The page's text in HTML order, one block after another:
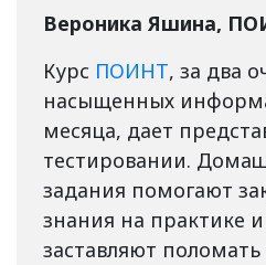
Вероника Яшина,
Курс ПОИНТ, за два
насыщенных
месяца, дает
тестировании.
задания помогают
знания на практике
заставляют поломать